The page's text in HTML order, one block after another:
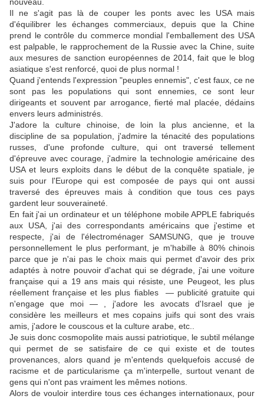
Il ne s'agit pas là de couper les ponts avec les USA mais
d'équilibrer les échanges commerciaux, depuis que la Chine
prend le contrôle du commerce mondial l'emballement des USA
est palpable, le rapprochement de la Russie avec la Chine, suite
aux mesures de sanction européennes de 2014, fait que le blog
asiatique s'est renforcé, quoi de plus normal !
Quand j'entends l'expression "peuples ennemis", c'est faux, ce ne
sont pas les populations qui sont ennemies, ce sont leur
dirigeants et souvent par arrogance, fierté mal placée, dédains
envers leurs administrés.
J'adore la culture chinoise, de loin la plus ancienne, et la
discipline de sa population, j'admire la ténacité des populations
russes, d'une profonde culture, qui ont traversé tellement
d'épreuve avec courage, j'admire la technologie américaine des
USA et leurs exploits dans le début de la conquête spatiale, je
suis pour l'Europe qui est composée de pays qui ont aussi
traversé des épreuves mais à condition que tous ces pays
gardent leur souveraineté.
En fait j'ai un ordinateur et un téléphone mobile APPLE fabriqués
aux USA, j'ai des correspondants américains que j'estime et
respecte, j'ai de l'électroménager SAMSUNG, que je trouve
personnellement le plus performant, je m'habille à 80% chinois
parce que je n'ai pas le choix mais qui permet d'avoir des prix
adaptés à notre pouvoir d'achat qui se dégrade, j'ai une voiture
française qui a 19 ans mais qui résiste, une Peugeot, les plus
réellement française et les plus fiables — publicité gratuite qui
n'engage que moi — , j'adore les avocats d'Israel que je
considère les meilleurs et mes copains juifs qui sont des vrais
amis, j'adore le couscous et la culture arabe, etc..
Je suis donc cosmopolite mais aussi patriotique, le subtil mélange
qui permet de se satisfaire de ce qui existe et de toutes
provenances, alors quand je m'entends quelquefois accusé de
racisme et de particularisme ça m'interpelle, surtout venant de
gens qui n'ont pas vraiment les mêmes notions.
Alors de vouloir interdire tous ces échanges internationaux, pour